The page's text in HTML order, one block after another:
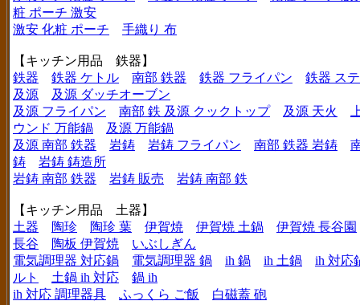
粧 ポーチ 激安
激安 化粧 ポーチ
手織り 布
【キッチン用品 鉄器】
鉄器
鉄器 ケトル 南部 鉄器 鉄器 フライパン
鉄器 ス
及源
及源 ダッチオーブン
及源 フライパン
南部 鉄 及源 クックトップ 及源 天火
ウンド 万能鍋
及源 万能鍋
及源 南部 鉄器
岩鋳 岩鋳 フライパン 南部 鉄器 岩鋳
鋳
岩鋳 鋳造所
岩鋳 南部 鉄器
岩鋳 販売 岩鋳 南部 鉄
【キッチン用品 土器】
土器
陶珍 陶珍 葉 伊賀焼 伊賀焼 土鍋
伊賀焼 長谷園
長谷
陶板 伊賀焼
いぶしぎん
電気調理器 対応鍋
電気調理器 鍋 ih 鍋 ih 土鍋
ih 対応
ルト
土鍋 ih 対応
鍋 ih
ih 対応 調理器具
ふっくら ご飯 白磁蓋 砲